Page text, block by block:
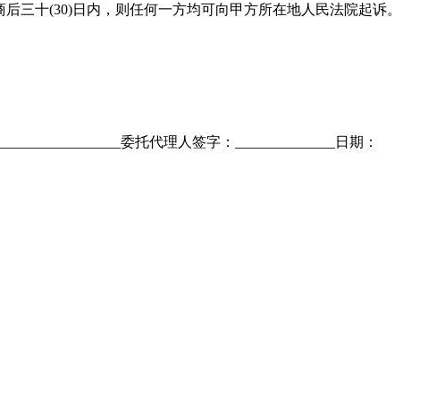
十(30)日内，则任何一方均可向甲方所在地人民法院起诉。
委托代理人签字：______________日期：